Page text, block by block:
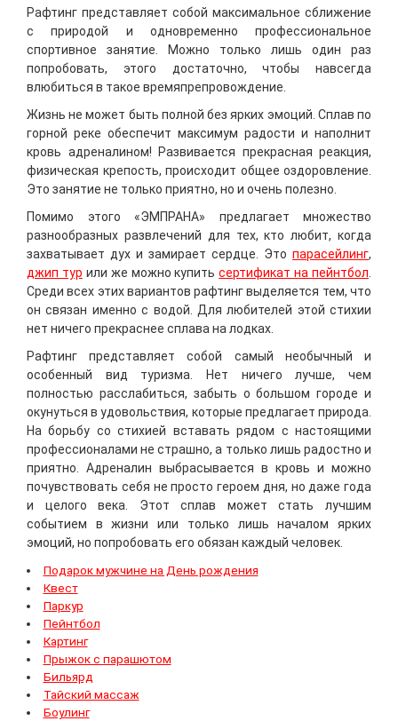
Рафтинг представляет собой максимальное сближение
с природой и одновременно профессиональное
спортивное занятие. Можно только лишь один раз
попробовать, этого достаточно, чтобы навсегда
влюбиться в такое времяпрепровождение.
Жизнь не может быть полной без ярких эмоций. Сплав по
горной реке обеспечит максимум радости и наполнит
кровь адреналином! Развивается прекрасная реакция,
физическая крепость, происходит общее оздоровление.
Это занятие не только приятно, но и очень полезно.
Помимо этого «ЭМПРАНА» предлагает множество
разнообразных развлечений для тех, кто любит, когда
захватывает дух и замирает сердце. Это парасейлинг,
джип тур или же можно купитьсертификат на пейнтбол.
Среди всех этих вариантов рафтинг выделяется тем, что
он связан именно с водой. Для любителей этой стихии
нет ничего прекраснее сплава на лодках.
Рафтинг представляет собой самый необычный и
особенный вид туризма. Нет ничего лучше, чем
полностью расслабиться, забыть о большом городе и
окунуться в удовольствия, которые предлагает природа.
На борьбу со стихией вставать рядом с настоящими
профессионалами не страшно, а только лишь радостно и
приятно. Адреналин выбрасывается в кровь и можно
почувствовать себя не просто героем дня, но даже года
и целого века. Этот сплав может стать лучшим
событием в жизни или только лишь началом ярких
эмоций, но попробовать его обязан каждый человек.
Подарок мужчине на День рождения
Квест
Паркур
Пейнтбол
Картинг
Прыжок с парашютом
Бильярд
Тайский массаж
Боулинг